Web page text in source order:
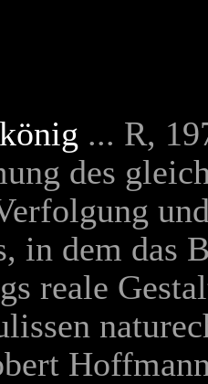
... R,
des
in dem das
reale